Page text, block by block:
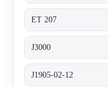
ET 207
J3000
J1905-02-12